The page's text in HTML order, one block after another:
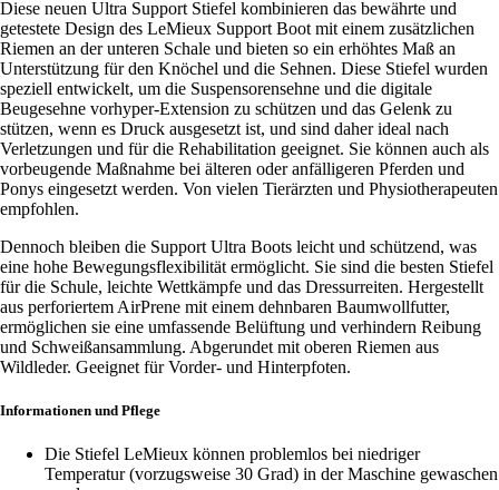
Diese neuen Ultra Support Stiefel kombinieren das bewährte und
getestete Design des LeMieux Support Boot mit einem zusätzlichen
Riemen an der unteren Schale und bieten so ein erhöhtes Maß an
Unterstützung für den Knöchel und die Sehnen. Diese Stiefel wurden
speziell entwickelt, um die Suspensorensehne und die digitale
Beugesehne vorhyper-Extension zu schützen und das Gelenk zu
stützen, wenn es Druck ausgesetzt ist, und sind daher ideal nach
Verletzungen und für die Rehabilitation geeignet. Sie können auch als
vorbeugende Maßnahme bei älteren oder anfälligeren Pferden und
Ponys eingesetzt werden. Von vielen Tierärzten und Physiotherapeuten
empfohlen.
Dennoch bleiben die Support Ultra Boots leicht und schützend, was
eine hohe Bewegungsflexibilität ermöglicht. Sie sind die besten Stiefel
für die Schule, leichte Wettkämpfe und das Dressurreiten. Hergestellt
aus perforiertem AirPrene mit einem dehnbaren Baumwollfutter,
ermöglichen sie eine umfassende Belüftung und verhindern Reibung
und Schweißansammlung. Abgerundet mit oberen Riemen aus
Wildleder. Geeignet für Vorder- und Hinterpfoten.
Informationen und Pflege
Die Stiefel LeMieux können problemlos bei niedriger
Temperatur (vorzugsweise 30 Grad) in der Maschine gewaschen